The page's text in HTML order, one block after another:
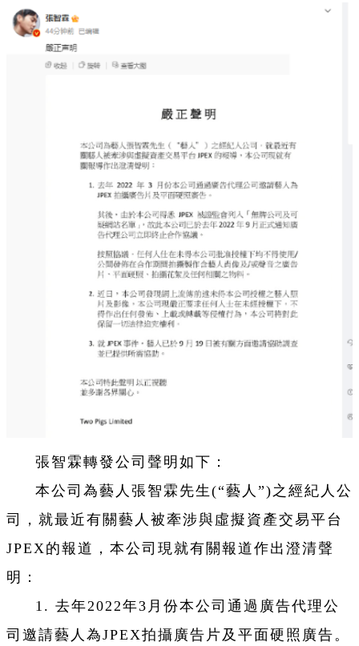
張智霖轉發公司聲明如下：
本公司為藝人張智霖先生(“藝人”)之經紀人公
司，就最近有關藝人被牽涉與虛擬資產交易平台
JPEX的報道，本公司現就有關報道作出澄清聲
明：
1. 去年2022年3月份本公司通過廣告代理公
司邀請藝人為JPEX拍攝廣告片及平面硬照廣告。